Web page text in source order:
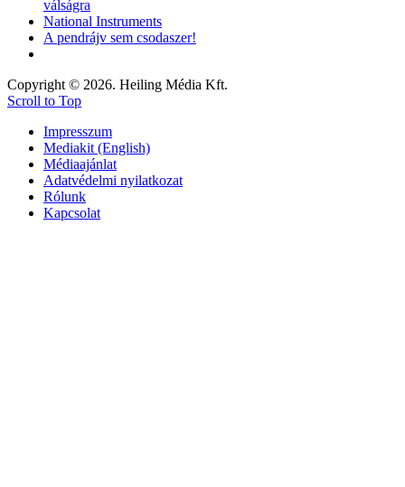
válságra
National Instruments
A pendrájv sem csodaszer!
Copyright © 2026. Heiling Média Kft.
Scroll to Top
Impresszum
Mediakit (English)
Médiaajánlat
Adatvédelmi nyilatkozat
Rólunk
Kapcsolat